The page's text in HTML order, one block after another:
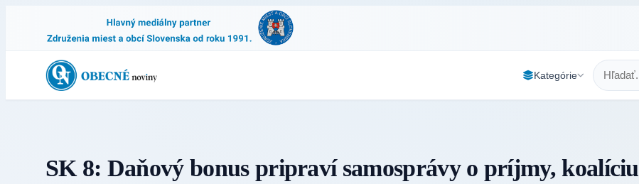
Kategórie
SK 8: Daňový bonus pripraví samosprávy o príjmy, koalíciu